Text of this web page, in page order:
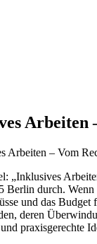
Arbeiten
„Inklusives
Berlin durch.
und das
deren
praxisgerechte